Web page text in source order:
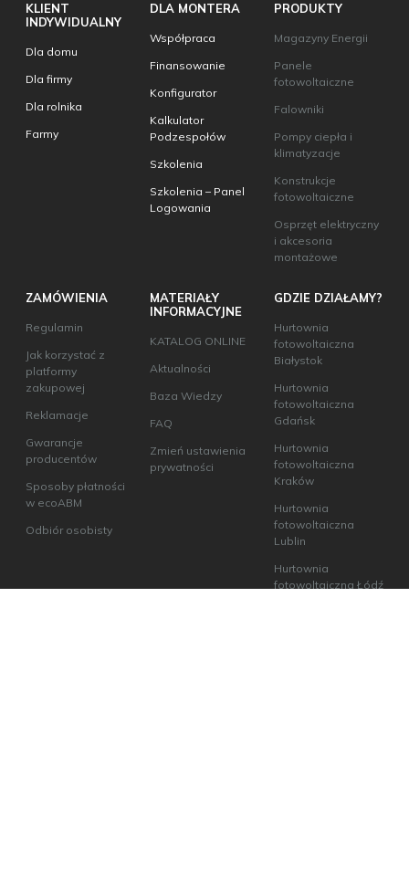
KLIENT
INDYWIDUALNY
Dla domu
Dla firmy
Dla rolnika
Farmy
DLA MONTERA
Współpraca
Finansowanie
Konfigurator
Kalkulator
Podzespołów
Szkolenia
Szkolenia – Panel
Logowania
PRODUKTY
Magazyny Energii
Panele
fotowoltaiczne
Falowniki
Pompy ciepła i
klimatyzacje
Konstrukcje
fotowoltaiczne
Osprzęt elektryczny
i akcesoria
montażowe
ZAMÓWIENIA
Regulamin
Jak korzystać z
platformy
zakupowej
Reklamacje
Gwarancje
producentów
Sposoby płatności
w ecoABM
Odbiór osobisty
MATERIAŁY
INFORMACYJNE
KATALOG ONLINE
Aktualności
Baza Wiedzy
FAQ
Zmień ustawienia
prywatności
GDZIE DZIAŁAMY?
Hurtownia
fotowoltaiczna
Białystok
Hurtownia
fotowoltaiczna
Gdańsk
Hurtownia
fotowoltaiczna
Kraków
Hurtownia
fotowoltaiczna
Lublin
Hurtownia
fotowoltaiczna Łódź